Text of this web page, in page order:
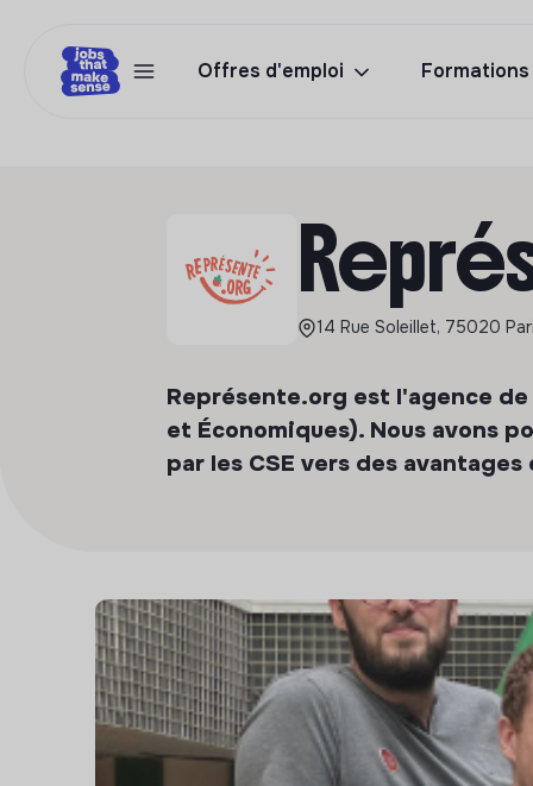
Offres d'emploi Formations
14 Rue Soleillet, 75020
Représente.org est l'agence
et Économiques). Nous avons
par les CSE vers des avantages